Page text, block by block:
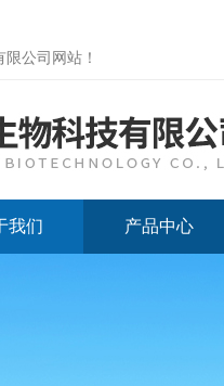
限公司网站 ！
我们 产品中心